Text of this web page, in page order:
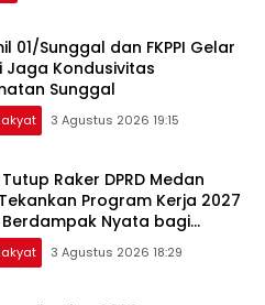
01/Sunggal dan FKPPI Gelar
Jaga Kondusivitas
Sunggal
3 Agustus 2026 19:15
Raker DPRD Medan
Program Kerja 2027
Berdampak Nyata bagi
3 Agustus 2026 18:29